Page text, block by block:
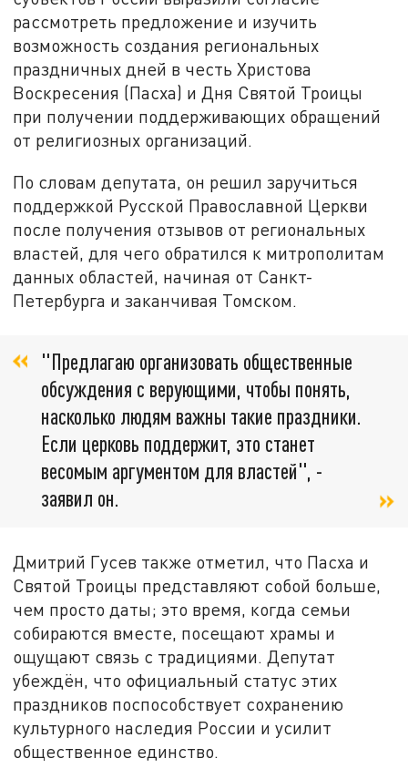
рассмотреть предложение и изучить
возможность создания региональных
праздничных дней в честь Христова
Воскресения (Пасха) и Дня Святой Троицы
при получении поддерживающих обращений
от религиозных организаций.
По словам депутата, он решил заручиться
поддержкой Русской Православной Церкви
после получения отзывов от региональных
властей, для чего обратился к митрополитам
данных областей, начиная от Санкт-
Петербурга и заканчивая Томском.
"Предлагаю организовать общественные
обсуждения с верующими, чтобы понять,
насколько людям важны такие праздники.
Если церковь поддержит, это станет
весомым аргументом для властей", -
заявил он.
Дмитрий Гусев также отметил, что Пасха и
Святой Троицы представляют собой больше,
чем просто даты; это время, когда семьи
собираются вместе, посещают храмы и
ощущают связь с традициями. Депутат
убеждён, что официальный статус этих
праздников поспособствует сохранению
культурного наследия России и усилит
общественное единство.